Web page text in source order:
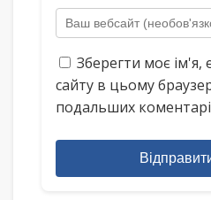
Зберегти моє ім'я,
сайту в цьому
подальших